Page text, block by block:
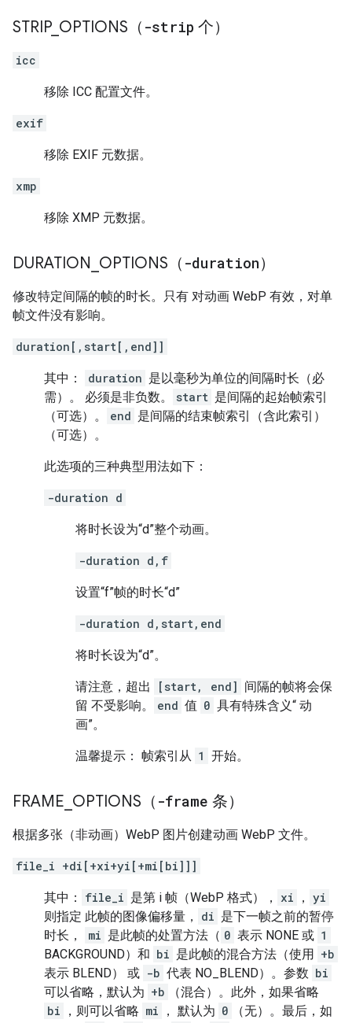
STRIP_ OPTIONS（ -strip 个）
icc
移除 ICC 配置文件。
exif
移除 EXIF 元数据。
xmp
移除 XMP 元数据。
DURATION OPTIONS（ -duration）
修改特定间隔的帧的时长。只有 对动画 WebP 有效，对单
帧文件没有影响。
duration[,start[,end]]
其中： duration 是以毫秒为单位的间隔时长（必
需）。 必须是非负数。
start 是间隔的起始帧索引
（可选）。
end 是间隔的结束帧索引（含此索引）
（可选）。
此选项的三种典型用法如下：
-duration d
将时长设为“d”整个动画。
-duration d,f
设置“f”帧的时长“d”
-duration d,start,end
将时长设为“d”。
请注意，超出 [start, end] 间隔的帧将会保
留 不受影响。
end 值 0 具有特殊含义“ 动
画”。
温馨提示： 帧索引从 1 开始。
FRAME OPTIONS（ -frame 条）
根据多张（非动画）WebP 图片创建动画 WebP 文件。
file_i +di[+xi+yi[+mi[bi]]]
其中： file_i 是第 i 帧（WebP 格式）， xi ， yi
则指定 此帧的图像偏移量，
di 是下一帧之前的暂停
时长，
mi 是此帧的处置方法（ 0 表示 NONE 或 1
BACKGROUND）和 bi 是此帧的混合方法（使用 +b
表示 BLEND） 或 -b 代表 NO_BLEND）。参数 bi
可以省略，默认为 +b
（混合）。此外，如果省略
bi
，则可以省略 mi ， 默认为 0
（无）。最后，如